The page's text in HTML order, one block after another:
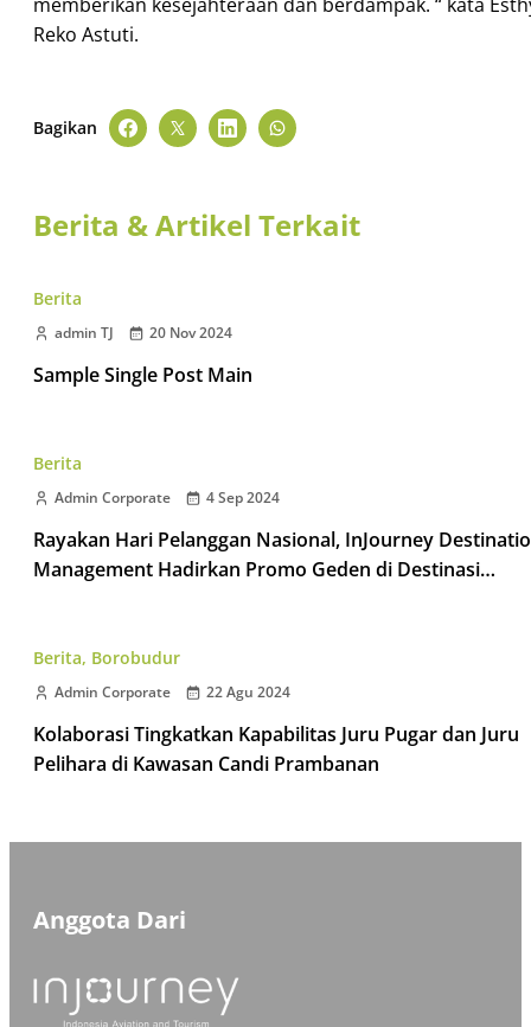
Reko Astuti.
Bagikan
Berita & Artikel Terkait
Berita
admin TJ 20 Nov 2024
Sample Single Post Main
Berita
Admin Corporate 4 Sep 2024
Rayakan Hari Pelanggan Nasional, InJourney
Management Hadirkan Promo Geden di Destinasi
Berita, Borobudur
Admin Corporate 22 Agu 2024
Kolaborasi Tingkatkan Kapabilitas Juru Pugar dan Juru
Pelihara di Kawasan Candi Prambanan
Anggota Dari